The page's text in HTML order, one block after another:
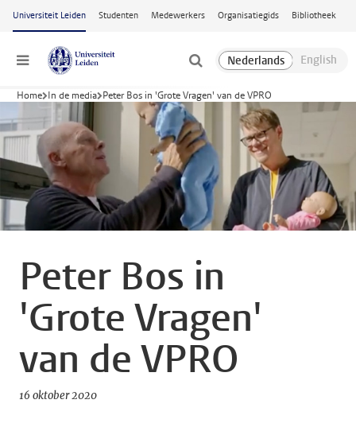
Ga naar hoofdinhoud
Universiteit Leiden Studenten Medewerkers Organisatiegids Bibliotheek
Menu
Home In de media Peter Bos in 'Grote Vragen' van de VPRO
Peter Bos in
'Grote Vragen'
van de VPRO
16 oktober 2020